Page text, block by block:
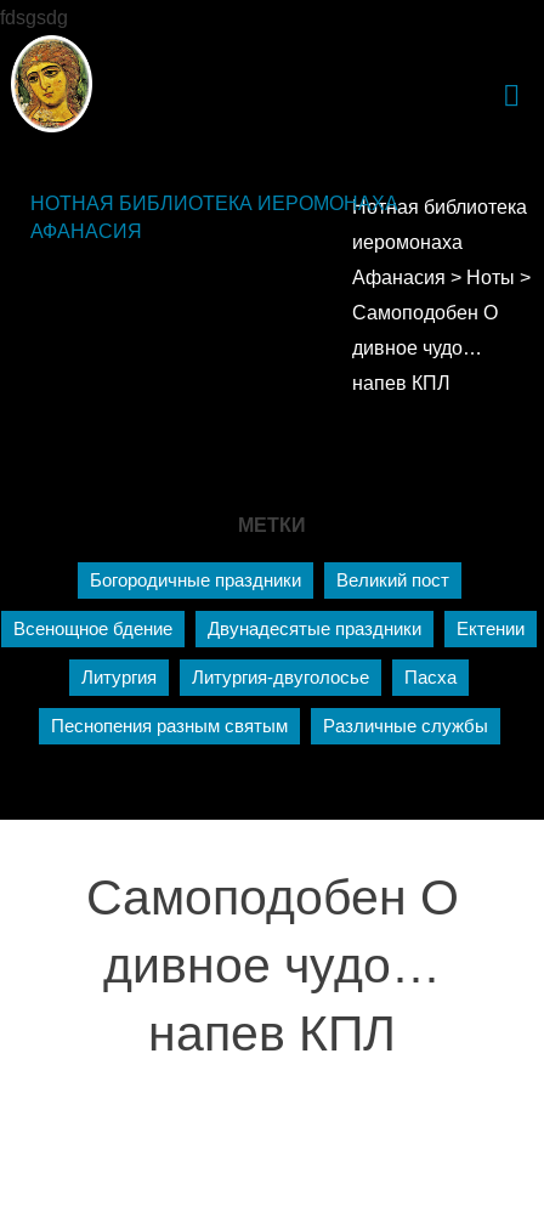
fdsgsdg
НОТНАЯ БИБЛИОТЕКА ИЕРОМОНАХА
АФАНАСИЯ
Нотная библиотека
иеромонаха
Афанасия > Ноты >
Самоподобен О
дивное чудо…
напев КПЛ
МЕТКИ
Богородичные праздники Великий пост
Всенощное бдение Двунадесятые праздники Ектении
Литургия Литургия-двуголосье Пасха
Песнопения разным святым Различные службы
Самоподобен О
дивное чудо…
напев КПЛ